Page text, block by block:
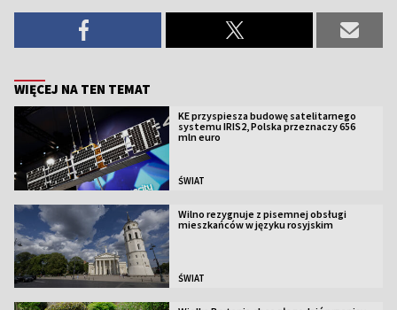
WIĘCEJ NA TEN TEMAT
KE przyspiesza budowę satelitarnego
systemu IRIS2, Polska przeznaczy 656
mln euro
ŚWIAT
Wilno rezygnuje z pisemnej obsługi
mieszkańców w języku rosyjskim
ŚWIAT